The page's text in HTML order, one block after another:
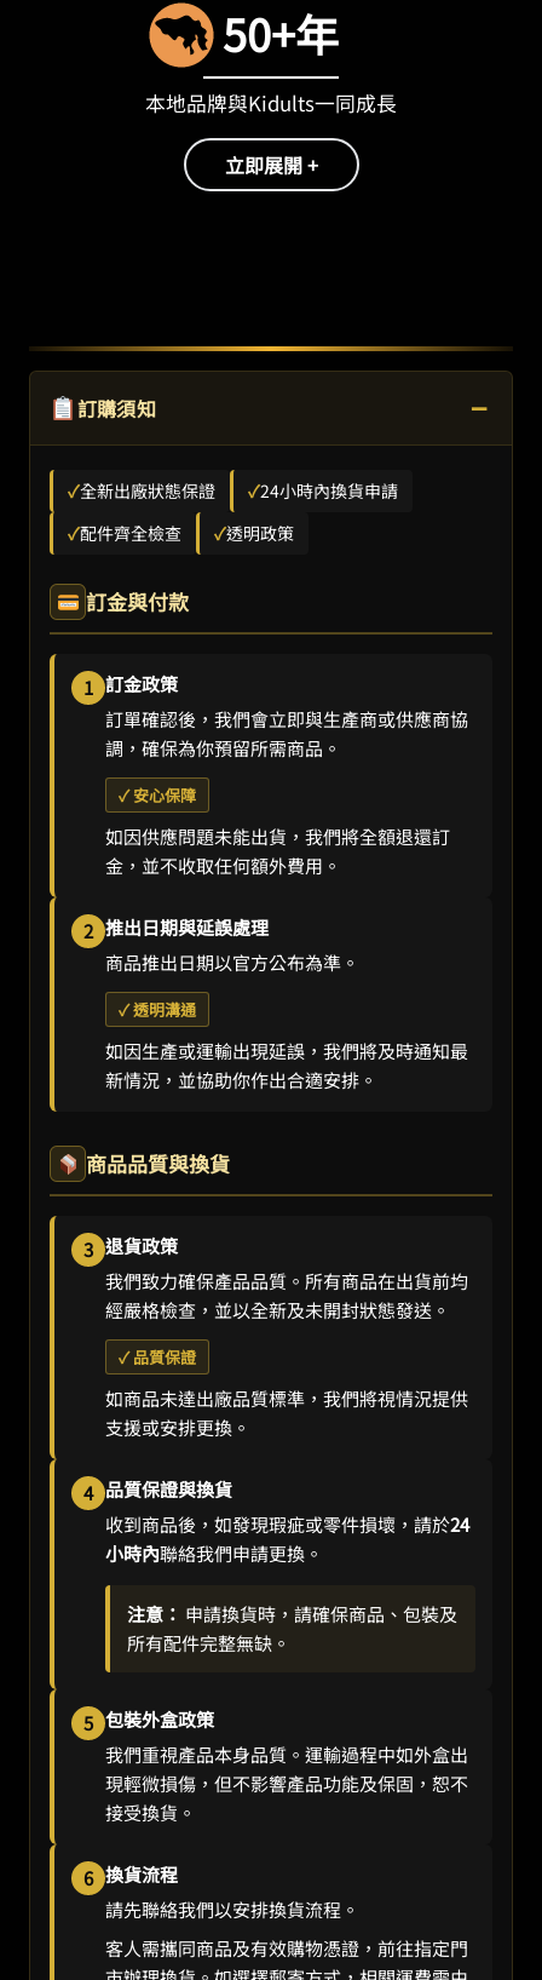
50+年
本地品牌與Kidults一同成長
立即展開 +
訂購須知 −
✓全新出廠狀態保證 ✓24小時內換貨申請
✓配件齊全檢查 ✓透明政策
訂金與付款
1 訂金政策
訂單確認後，我們會立即與生產商或供應商協
調，確保為你預留所需商品。
✓ 安心保障
如因供應問題未能出貨，我們將全額退還訂
金，並不收取任何額外費用。
2 推出日期與延誤處理
商品推出日期以官方公布為準。
✓ 透明溝通
如因生產或運輸出現延誤，我們將及時通知最
新情況，並協助你作出合適安排。
商品品質與換貨
3 退貨政策
我們致力確保產品品質。所有商品在出貨前均
經嚴格檢查，並以全新及未開封狀態發送。
✓ 品質保證
如商品未達出廠品質標準，我們將視情況提供
支援或安排更換。
4 品質保證與換貨
收到商品後，如發現瑕疵或零件損壞，請於24
小時內聯絡我們申請更換。
注意： 申請換貨時，請確保商品、包裝及
所有配件完整無缺。
5 包裝外盒政策
我們重視產品本身品質。運輸過程中如外盒出
現輕微損傷，但不影響產品功能及保固，恕不
接受換貨。
6 換貨流程
請先聯絡我們以安排換貨流程。
客人需攜同商品及有效購物憑證，前往指定門